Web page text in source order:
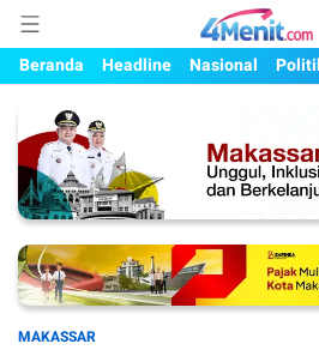
4menit.com
Mengungkap Kisah,
Beranda
Headline Nasional
MAKASSAR